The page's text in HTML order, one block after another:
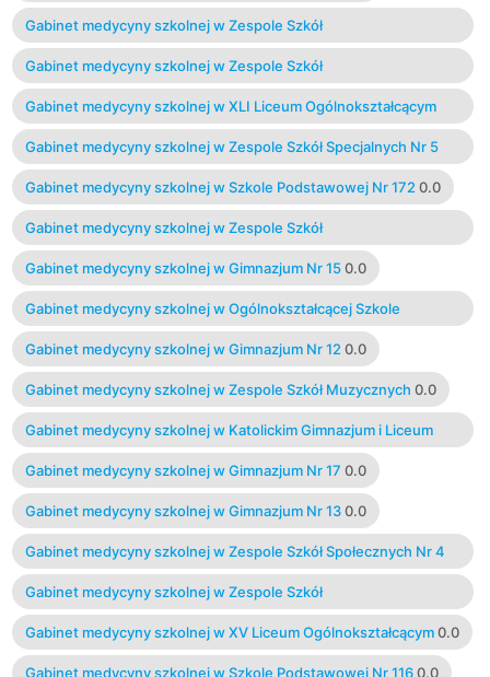
Gabinet medycyny szkolnej w Zespole Szkół
Ponadgimnazjalnych Nr 7 0.0
Gabinet medycyny szkolnej w Zespole Szkół
Ponadgimnazjalnych Nr 5 0.0
Gabinet medycyny szkolnej w XLI Liceum Ogólnokształcącym
0.0
Gabinet medycyny szkolnej w Zespole Szkół Specjalnych Nr 5
0.0
Gabinet medycyny szkolnej w Szkole Podstawowej Nr 172 0.0
Gabinet medycyny szkolnej w Zespole Szkół
Ponadgimnazjalnych Nr 130.0
Gabinet medycyny szkolnej w Gimnazjum Nr 15 0.0
Gabinet medycyny szkolnej w Ogólnokształcącej Szkole
Baletowej0.0
Gabinet medycyny szkolnej w Gimnazjum Nr 12 0.0
Gabinet medycyny szkolnej w Zespole Szkół Muzycznych 0.0
Gabinet medycyny szkolnej w Katolickim Gimnazjum i Liceum
Ogólnokształcącym0.0
Gabinet medycyny szkolnej w Gimnazjum Nr 17 0.0
Gabinet medycyny szkolnej w Gimnazjum Nr 13 0.0
Gabinet medycyny szkolnej w Zespole Szkół Społecznych Nr 4
Łódzkiego Stowarzyszenia Społeczno - Oświatowego
Gabinet medycyny szkolnej w Zespole Szkół
Ponadgimnazjalnych Nr 20 0.0
Gabinet medycyny szkolnej w XV Liceum Ogólnokształcącym 0.0
Gabinet medycyny szkolnej w Szkole Podstawowej Nr 116 0.0